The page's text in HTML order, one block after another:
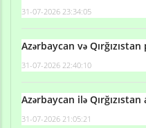
31-07-2026 23:34:05
Azərbaycan və
31-07-2026 22:40:10
Azərbaycan ilə
31-07-2026 21:05:21